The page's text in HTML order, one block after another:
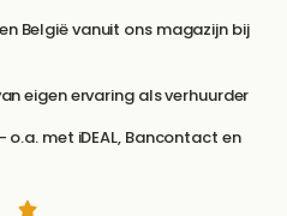
België vanuit ons magazijn bij
eigen ervaring als verhuurder
met iDEAL, Bancontact en